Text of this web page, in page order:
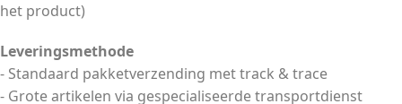
het product)
Leveringsmethode
- Standaard pakketverzending met track & trace
- Grote artikelen via gespecialiseerde transportdienst